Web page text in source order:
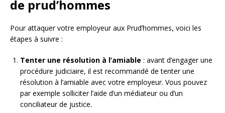
de prud’hommes
Pour attaquer votre employeur aux Prud’hommes, voici les
étapes à suivre :
Tenter une résolution à l’amiable : avant d’engager une
procédure judiciaire, il est recommandé de tenter une
résolution à l’amiable avec votre employeur. Vous pouvez
par exemple solliciter l’aide d’un médiateur ou d’un
conciliateur de justice.